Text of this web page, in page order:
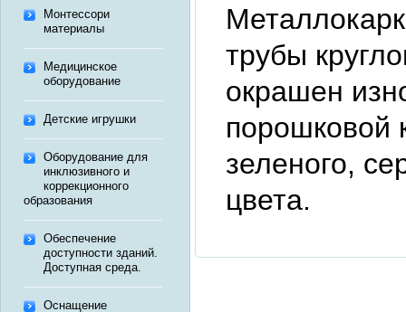
Монтессори
материалы
Медицинское
оборудование
Детские игрушки
Оборудование для
инклюзивного и
коррекционного
образования
Обеспечение
доступности зданий.
Доступная среда.
Оснащение
трубы
окрашен
порошковой
зеленого,
цвета.